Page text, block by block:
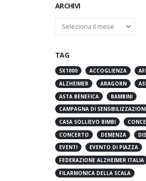
ARCHIVI
Archivi
TAG
5X1000 ACCOGLIENZA
ALZHEIMER
ARAGORN
ASTA BENEFICA
BAMBINI
CAMPAGNA DI
CASA SOLLIEVO BIMBI
CONCERTO
DEMENZA
EVENTI
EVENTO DI PIAZZA
FEDERAZIONE ALZHEIMER ITALIA
FILARMONICA DELLA SCALA